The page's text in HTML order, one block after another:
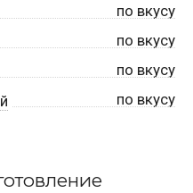
по вкусу
по вкусу
по вкусу
по вкусу